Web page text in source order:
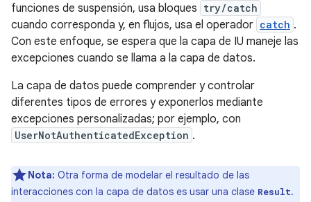
funciones de suspensión, usa bloques try/catch
cuando corresponda y, en flujos, usa el operador catch .
Con este enfoque, se espera que la capa de IU maneje las
excepciones cuando se llama a la capa de datos.
La capa de datos puede comprender y controlar
diferentes tipos de errores y exponerlos mediante
excepciones personalizadas; por ejemplo, con
UserNotAuthenticatedException .
Nota: Otra forma de modelar el resultado de las
interacciones con la capa de datos es usar una clase Result.